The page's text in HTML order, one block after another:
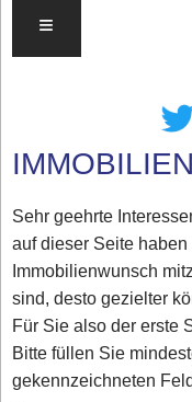
≡
Sehr geehrte
auf dieser Seite
Immobilienwunsch
sind, desto gezielter
Für Sie also der erste
Bitte füllen Sie
gekennzeichneten